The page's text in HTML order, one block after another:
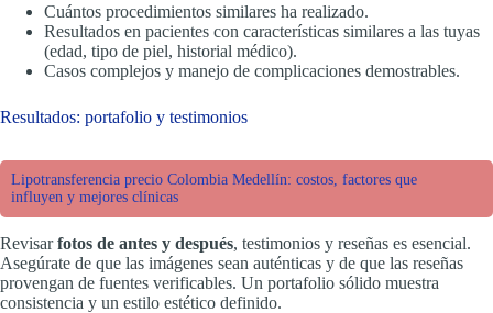
Cuántos procedimientos similares ha realizado.
Resultados en pacientes con características similares a las tuyas
(edad, tipo de piel, historial médico).
Casos complejos y manejo de complicaciones demostrables.
Resultados: portafolio y testimonios
Lipotransferencia precio Colombia Medellín: costos, factores que
influyen y mejores clínicas
Revisarfotos de antes y después, testimonios y reseñas es esencial.
Asegúrate de que las imágenes sean auténticas y de que las reseñas
provengan de fuentes verificables. Un portafolio sólido muestra
consistencia y un estilo estético definido.